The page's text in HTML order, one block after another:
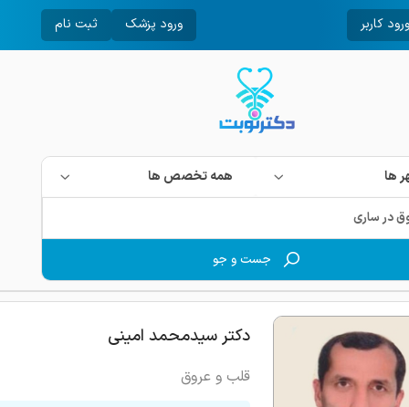
ورود کاربر ورود پزشک ثبت نام
ها همه تخصص ها
جست و جو
دکتر سیدمحمد امینی
قلب و عروق